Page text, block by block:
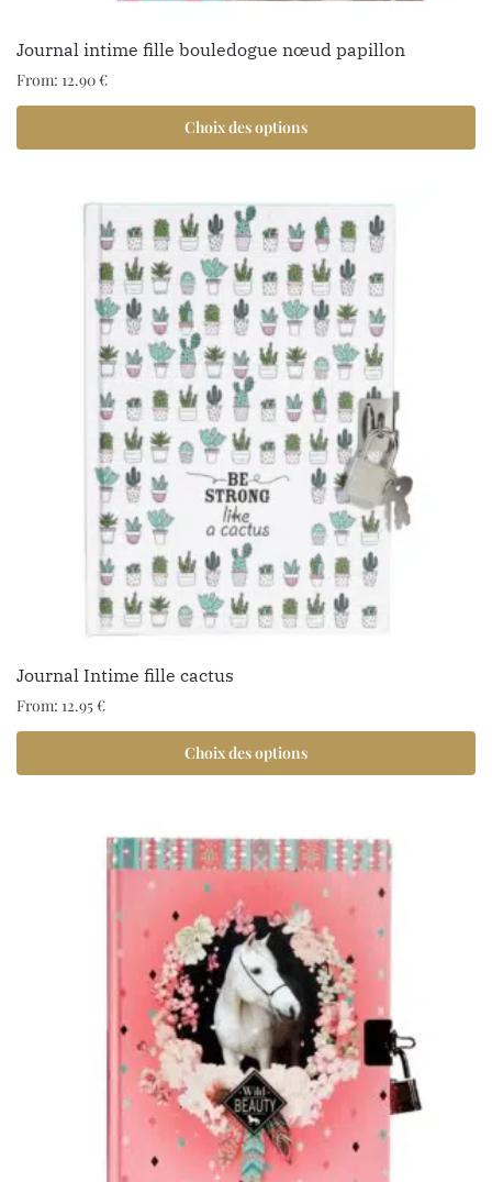
Journal intime fille bouledogue nœud papillon
From: 12.90€
Choix des options
Journal Intime fille cactus
From: 12.95€
Choix des options